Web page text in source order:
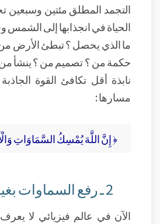
التجمد المطلق مئتين وسبعين
الحياة في انجذابها إلى الشمس
ما الذي يحصل ؟ تبطئ الأرض
حكمة من ؟ تصميم من ؟ ينشأ
نابذة أقل تكافئ القوة
مسارها :
﴿ إِنَّ اللَّهَ يُمْسِكُ السَّمَاوَاتِ
2 ـ رفع السماوات بغير عمد :
الآن في عالم فيزيائي لا يعرف